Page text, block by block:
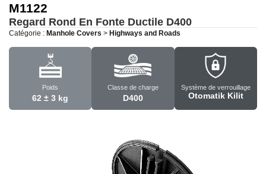
M1122
Regard Rond En Fonte Ductile D400
Catégorie : Manhole Covers > Highways and Roads
Poids
62 ± 3 kg
Classe de charge
D400
Système de verrouillage
Otomatik Kilit